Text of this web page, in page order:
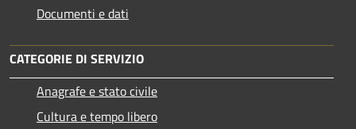
Documenti e dati
CATEGORIE DI SERVIZIO
Anagrafe e stato civile
Cultura e tempo libero